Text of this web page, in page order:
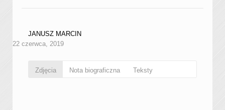
JANUSZ MARCIN
22 czerwca, 2019
Zdjęcia Nota biograficzna Teksty